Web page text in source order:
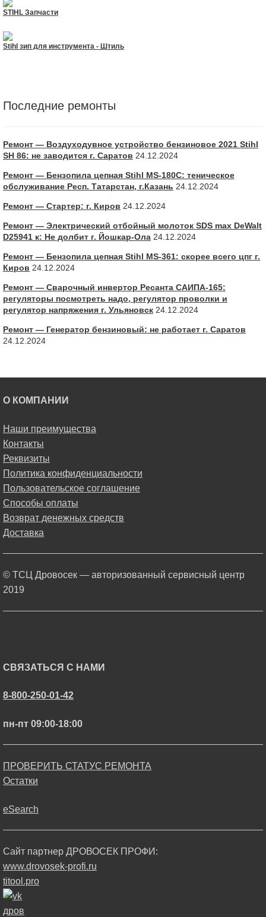
STIHL Запчасти
Stihl зип для инструмента - Штиль
Последние ремонты
Ремонт — Воздуходувное устройство бензиновое 2021 Stihl
SH 86: не заводится г. Саратов 24.12.2024
Ремонт — Бензопила цепная Stihl MS-180С: теническое
обслуживание Респ. Татарстан, г.Казань 24.12.2024
Ремонт — Стартер: г. Киров 24.12.2024
Ремонт — Электрический отбойный молоток SDS max DeWalt
D25941 к: Не долбит г. Йошкар-Ола 24.12.2024
Ремонт — Бензопила цепная Stihl MS-361: скорее всего цпг г.
Киров 24.12.2024
Ремонт — Сварочный инвертор Ресанта САИПА-165:
регуляторы посмотреть надо, регулятор проволки и
регулятор напряжения г. Ульяновск 24.12.2024
Ремонт — Генератор бензиновый: не работает г. Саратов
24.12.2024
О КОМПАНИИ
Наши преимущества
Контакты
Реквизиты
Политика конфиденциальности
Пользовательское соглашение
Способы оплаты
Возврат денежных средств
Доставка
© ТСЦ Дровосек — авторизованный сервисный центр
2019
СВЯЗАТЬСЯ С НАМИ
8-800-250-01-42
пн-пт 09:00-18:00
ПРОВЕРИТЬ СТАТУС РЕМОНТА
Остатки
eSearch
Сайт партнер ДРОВОСЕК ПРОФИ:
www.drovosek-profi.ru
titool.pro